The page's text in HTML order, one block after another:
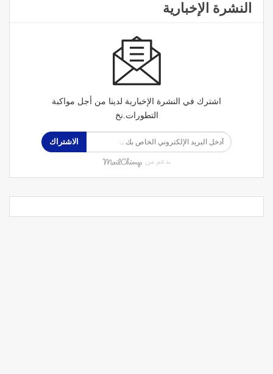
النشرة الإخبارية
اشترك في النشرة الإخبارية لدينا من أجل مواكبة
التطورات.نخ
الاشتراك
بدعم من